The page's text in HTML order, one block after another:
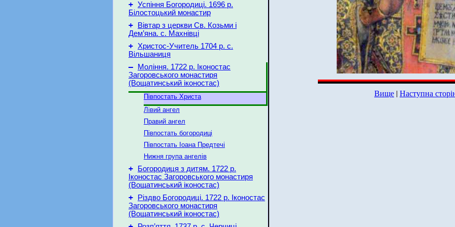
+ Успіння Богородиці. 1696 р.
Білостоцький монастир
+
Вівтар з церкви Св. Козьми і
Дем’яна. с. Махнівці
+
Христос-Учитель 1704 p. с.
Вільшаниця
–
Моління. 1722 р. Іконостас
Загоровського монастиря
(Вощатинський іконостас)
Півпостать Христа
Лівий ангел
Правий ангел
Півпостать богородиці
Півпостать Іоана Предтечі
Нижня група ангелів
+
Богородиця з дитям. 1722 р.
Іконостас Загоровського монастиря
(Вощатинський іконостас)
+
Різдво Богородиці. 1722 р. Іконостас
Загоровського монастиря
(Вощатинський іконостас)
Вище |Наступна